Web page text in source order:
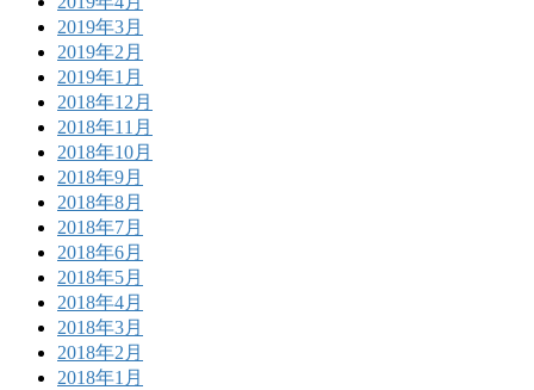
2019年3月
2019年2月
2019年1月
2018年12月
2018年11月
2018年10月
2018年9月
2018年8月
2018年7月
2018年6月
2018年5月
2018年4月
2018年3月
2018年2月
2018年1月